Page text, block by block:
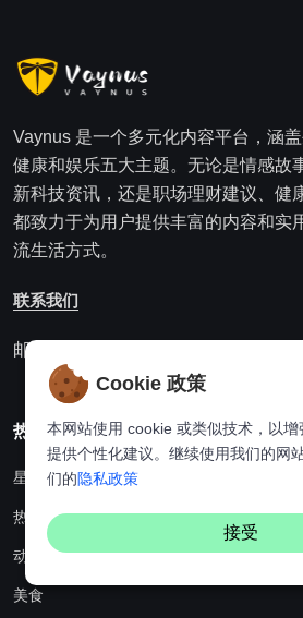
Vaynus 是一个多元化内容平台，涵盖
健康和娱乐五大主题。无论是情感故
新科技资讯，还是职场理财建议、健
都致力于为用户提供丰富的内容和实
流生活方式。
联系我们
邮箱：
热门分类
星座
热点资讯
动漫
美食
Cookie 政策
本网站使用 cookie 或类似技术，以
提供个性化建议。继续使用我们的网
们的隐私政策
接受